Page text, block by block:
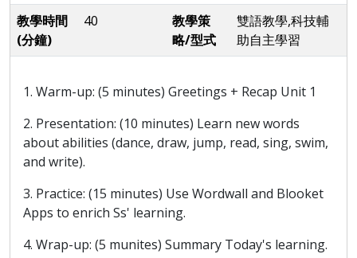
教學時間
(分鐘)
40
教學策
略/型式
雙語教學,科技輔
助自主學習
1. Warm-up: (5 minutes) Greetings + Recap Unit 1
2. Presentation: (10 minutes) Learn new words
about abilities (dance, draw, jump, read, sing, swim,
and write).
3. Practice: (15 minutes) Use Wordwall and Blooket
Apps to enrich Ss' learning.
4. Wrap-up: (5 munites) Summary Today's learning.